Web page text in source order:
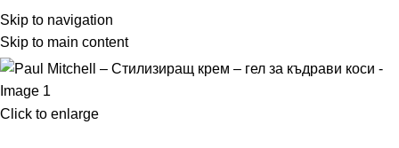
Skip to navigation
Skip to main content
Click to enlarge